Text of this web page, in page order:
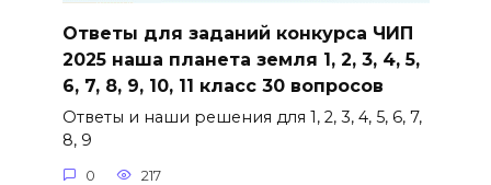
Ответы для заданий конкурса ЧИП
2025 наша планета земля 1, 2, 3, 4, 5,
6, 7, 8, 9, 10, 11 класс 30 вопросов
Ответы и наши решения для 1, 2, 3, 4, 5, 6, 7,
8, 9
0 217